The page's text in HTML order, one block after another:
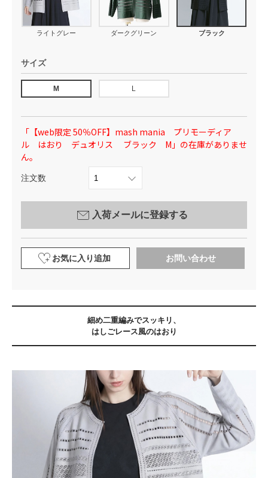
ライトグレー ダークグリーン ブラック
サイズ
M L
「【web限定 50％OFF】mash mania プリモーディア
ル はおり デュオリス ブラック M」の在庫がありませ
ん。
注文数
入荷メールに登録する
お気に入り追加 お問い合わせ
細め二重編みでスッキリ、
はしごレース風のはおり